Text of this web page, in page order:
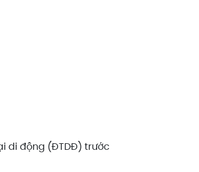
di động (ĐTDĐ) trước